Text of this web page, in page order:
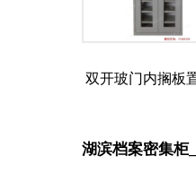
双开玻门内搁板
湖滨档案密集柜